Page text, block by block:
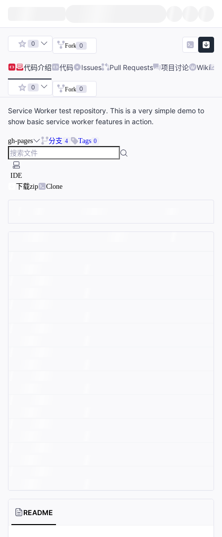
0 Fork 0
代码介绍 代码 Issues Pull Requests 项目讨论 Wiki
0 Fork 0
Service Worker test repository. This is a very simple demo to
show basic service worker features in action.
gh-pages 分支 4 Tags 0
IDE
下载zip
Clone
README